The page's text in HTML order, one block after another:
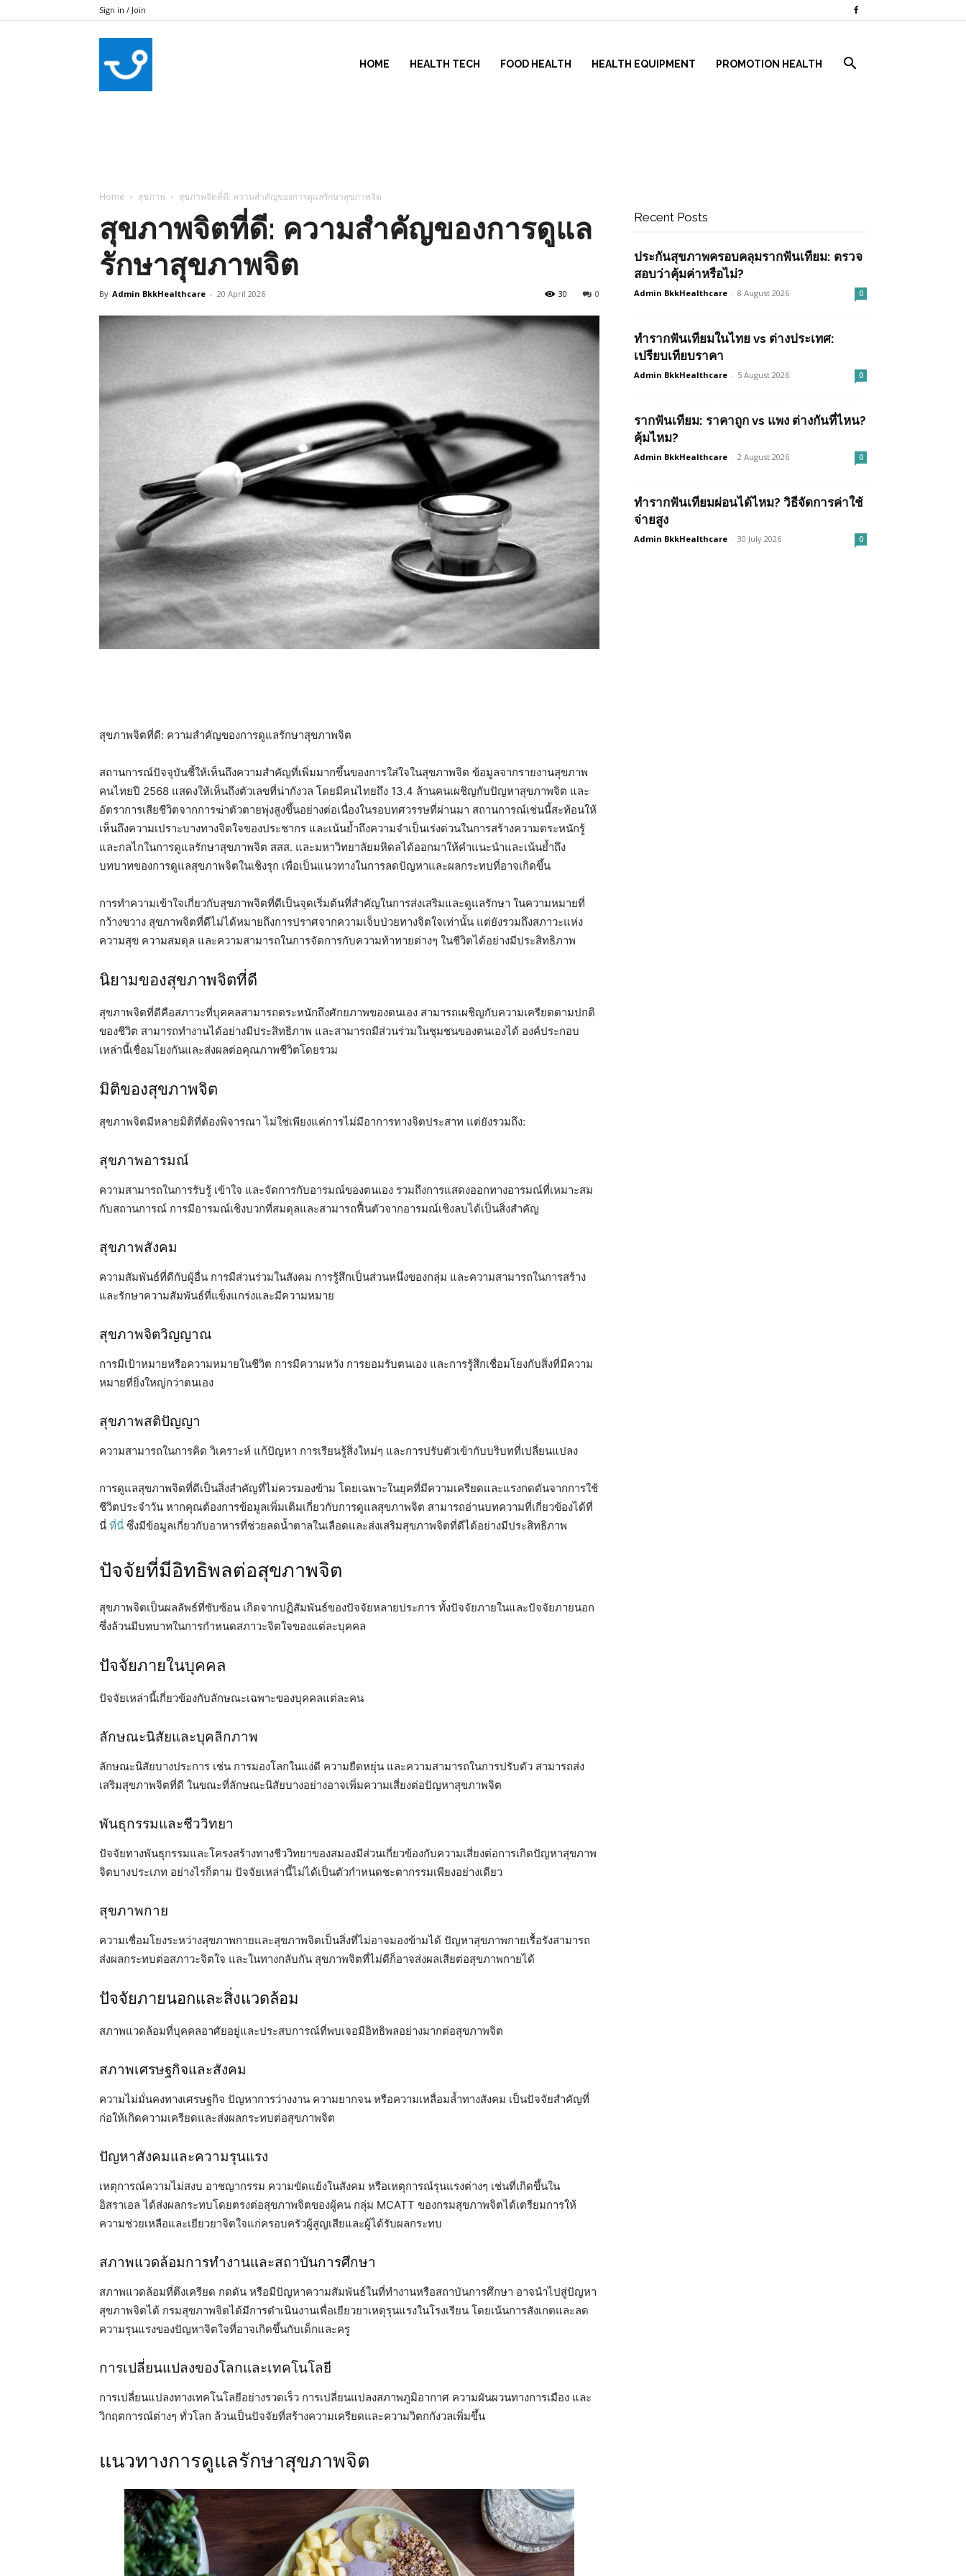
Sign in / Join
HOME HEALTH TECH FOOD HEALTH HEALTH EQUIPMENT PROMOTION HEALTH
Home สุขภาพ สุขภาพจิตที่ดี: ความสำคัญของการดูแลรักษาสุขภาพจิต
สุขภาพจิตที่ดี: ความสำคัญของการดูแล
รักษาสุขภาพจิต
By Admin BkkHealthcare - 20 April 2026 0
30
สุขภาพจิตที่ดี: ความสำคัญของการดูแลรักษาสุขภาพจิต
สถานการณ์ปัจจุบันชี้ให้เห็นถึงความสำคัญที่เพิ่มมากขึ้นของการใส่ใจในสุขภาพจิต ข้อมูลจากรายงานสุขภาพ
คนไทยปี 2568 แสดงให้เห็นถึงตัวเลขที่น่ากังวล โดยมีคนไทยถึง 13.4 ล้านคนเผชิญกับปัญหาสุขภาพจิต และ
อัตราการเสียชีวิตจากการฆ่าตัวตายพุ่งสูงขึ้นอย่างต่อเนื่องในรอบทศวรรษที่ผ่านมา สถานการณ์เช่นนี้สะท้อนให้
เห็นถึงความเปราะบางทางจิตใจของประชากร และเน้นย้ำถึงความจำเป็นเร่งด่วนในการสร้างความตระหนักรู้
และกลไกในการดูแลรักษาสุขภาพจิต สสส. และมหาวิทยาลัยมหิดลได้ออกมาให้คำแนะนำและเน้นย้ำถึง
บทบาทของการดูแลสุขภาพจิตในเชิงรุก เพื่อเป็นแนวทางในการลดปัญหาและผลกระทบที่อาจเกิดขึ้น
การทำความเข้าใจเกี่ยวกับสุขภาพจิตที่ดีเป็นจุดเริ่มต้นที่สำคัญในการส่งเสริมและดูแลรักษา ในความหมายที่
กว้างขวาง สุขภาพจิตที่ดีไม่ได้หมายถึงการปราศจากความเจ็บป่วยทางจิตใจเท่านั้น แต่ยังรวมถึงสภาวะแห่ง
ความสุข ความสมดุล และความสามารถในการจัดการกับความท้าทายต่างๆ ในชีวิตได้อย่างมีประสิทธิภาพ
นิยามของสุขภาพจิตที่ดี
สุขภาพจิตที่ดีคือสภาวะที่บุคคลสามารถตระหนักถึงศักยภาพของตนเอง สามารถเผชิญกับความเครียดตามปกติ
ของชีวิต สามารถทำงานได้อย่างมีประสิทธิภาพ และสามารถมีส่วนร่วมในชุมชนของตนเองได้ องค์ประกอบ
เหล่านี้เชื่อมโยงกันและส่งผลต่อคุณภาพชีวิตโดยรวม
มิติของสุขภาพจิต
สุขภาพจิตมีหลายมิติที่ต้องพิจารณา ไม่ใช่เพียงแค่การไม่มีอาการทางจิตประสาท แต่ยังรวมถึง:
สุขภาพอารมณ์
ความสามารถในการรับรู้ เข้าใจ และจัดการกับอารมณ์ของตนเอง รวมถึงการแสดงออกทางอารมณ์ที่เหมาะสม
กับสถานการณ์ การมีอารมณ์เชิงบวกที่สมดุลและสามารถฟื้นตัวจากอารมณ์เชิงลบได้เป็นสิ่งสำคัญ
สุขภาพสังคม
ความสัมพันธ์ที่ดีกับผู้อื่น การมีส่วนร่วมในสังคม การรู้สึกเป็นส่วนหนึ่งของกลุ่ม และความสามารถในการสร้าง
และรักษาความสัมพันธ์ที่แข็งแกร่งและมีความหมาย
สุขภาพจิตวิญญาณ
การมีเป้าหมายหรือความหมายในชีวิต การมีความหวัง การยอมรับตนเอง และการรู้สึกเชื่อมโยงกับสิ่งที่มีความ
หมายที่ยิ่งใหญ่กว่าตนเอง
สุขภาพสติปัญญา
ความสามารถในการคิด วิเคราะห์ แก้ปัญหา การเรียนรู้สิ่งใหม่ๆ และการปรับตัวเข้ากับบริบทที่เปลี่ยนแปลง
การดูแลสุขภาพจิตที่ดีเป็นสิ่งสำคัญที่ไม่ควรมองข้าม โดยเฉพาะในยุคที่มีความเครียดและแรงกดดันจากการใช้
ชีวิตประจำวัน หากคุณต้องการข้อมูลเพิ่มเติมเกี่ยวกับการดูแลสุขภาพจิต สามารถอ่านบทความที่เกี่ยวข้องได้ที่
นี่ ที่นี่ ซึ่งมีข้อมูลเกี่ยวกับอาหารที่ช่วยลดน้ำตาลในเลือดและส่งเสริมสุขภาพจิตที่ดีได้อย่างมีประสิทธิภาพ
ปัจจัยที่มีอิทธิพลต่อสุขภาพจิต
สุขภาพจิตเป็นผลลัพธ์ที่ซับซ้อน เกิดจากปฏิสัมพันธ์ของปัจจัยหลายประการ ทั้งปัจจัยภายในและปัจจัยภายนอก
ซึ่งล้วนมีบทบาทในการกำหนดสภาวะจิตใจของแต่ละบุคคล
ปัจจัยภายในบุคคล
ปัจจัยเหล่านี้เกี่ยวข้องกับลักษณะเฉพาะของบุคคลแต่ละคน
ลักษณะนิสัยและบุคลิกภาพ
ลักษณะนิสัยบางประการ เช่น การมองโลกในแง่ดี ความยืดหยุ่น และความสามารถในการปรับตัว สามารถส่ง
เสริมสุขภาพจิตที่ดี ในขณะที่ลักษณะนิสัยบางอย่างอาจเพิ่มความเสี่ยงต่อปัญหาสุขภาพจิต
พันธุกรรมและชีววิทยา
ปัจจัยทางพันธุกรรมและโครงสร้างทางชีววิทยาของสมองมีส่วนเกี่ยวข้องกับความเสี่ยงต่อการเกิดปัญหาสุขภาพ
จิตบางประเภท อย่างไรก็ตาม ปัจจัยเหล่านี้ไม่ได้เป็นตัวกำหนดชะตากรรมเพียงอย่างเดียว
สุขภาพกาย
ความเชื่อมโยงระหว่างสุขภาพกายและสุขภาพจิตเป็นสิ่งที่ไม่อาจมองข้ามได้ ปัญหาสุขภาพกายเรื้อรังสามารถ
ส่งผลกระทบต่อสภาวะจิตใจ และในทางกลับกัน สุขภาพจิตที่ไม่ดีก็อาจส่งผลเสียต่อสุขภาพกายได้
ปัจจัยภายนอกและสิ่งแวดล้อม
สภาพแวดล้อมที่บุคคลอาศัยอยู่และประสบการณ์ที่พบเจอมีอิทธิพลอย่างมากต่อสุขภาพจิต
สภาพเศรษฐกิจและสังคม
ความไม่มั่นคงทางเศรษฐกิจ ปัญหาการว่างงาน ความยากจน หรือความเหลื่อมล้ำทางสังคม เป็นปัจจัยสำคัญที่
ก่อให้เกิดความเครียดและส่งผลกระทบต่อสุขภาพจิต
ปัญหาสังคมและความรุนแรง
เหตุการณ์ความไม่สงบ อาชญากรรม ความขัดแย้งในสังคม หรือเหตุการณ์รุนแรงต่างๆ เช่นที่เกิดขึ้นใน
อิสราเอล ได้ส่งผลกระทบโดยตรงต่อสุขภาพจิตของผู้คน กลุ่ม MCATT ของกรมสุขภาพจิตได้เตรียมการให้
ความช่วยเหลือและเยียวยาจิตใจแก่ครอบครัวผู้สูญเสียและผู้ได้รับผลกระทบ
สภาพแวดล้อมการทำงานและสถาบันการศึกษา
สภาพแวดล้อมที่ตึงเครียด กดดัน หรือมีปัญหาความสัมพันธ์ในที่ทำงานหรือสถาบันการศึกษา อาจนำไปสู่ปัญหา
สุขภาพจิตได้ กรมสุขภาพจิตได้มีการดำเนินงานเพื่อเยียวยาเหตุรุนแรงในโรงเรียน โดยเน้นการสังเกตและลด
ความรุนแรงของปัญหาจิตใจที่อาจเกิดขึ้นกับเด็กและครู
การเปลี่ยนแปลงของโลกและเทคโนโลยี
การเปลี่ยนแปลงทางเทคโนโลยีอย่างรวดเร็ว การเปลี่ยนแปลงสภาพภูมิอากาศ ความผันผวนทางการเมือง และ
วิกฤตการณ์ต่างๆ ทั่วโลก ล้วนเป็นปัจจัยที่สร้างความเครียดและความวิตกกังวลเพิ่มขึ้น
แนวทางการดูแลรักษาสุขภาพจิต
Recent Posts
ประกันสุขภาพครอบคลุมรากฟันเทียม: ตรวจ
สอบว่าคุ้มค่าหรือไม่?
Admin BkkHealthcare - 8 August 2026 0
ทำรากฟันเทียมในไทย vs ต่างประเทศ:
เปรียบเทียบราคา
Admin BkkHealthcare - 5 August 2026 0
รากฟันเทียม: ราคาถูก vs แพง ต่างกันที่ไหน?
คุ้มไหม?
Admin BkkHealthcare - 2 August 2026 0
ทำรากฟันเทียมผ่อนได้ไหม? วิธีจัดการค่าใช้
จ่ายสูง
Admin BkkHealthcare - 30 July 2026 0